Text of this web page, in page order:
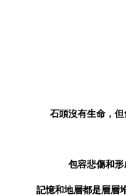
石頭沒有生命，
包容悲傷和形
記憶和地層都是層層